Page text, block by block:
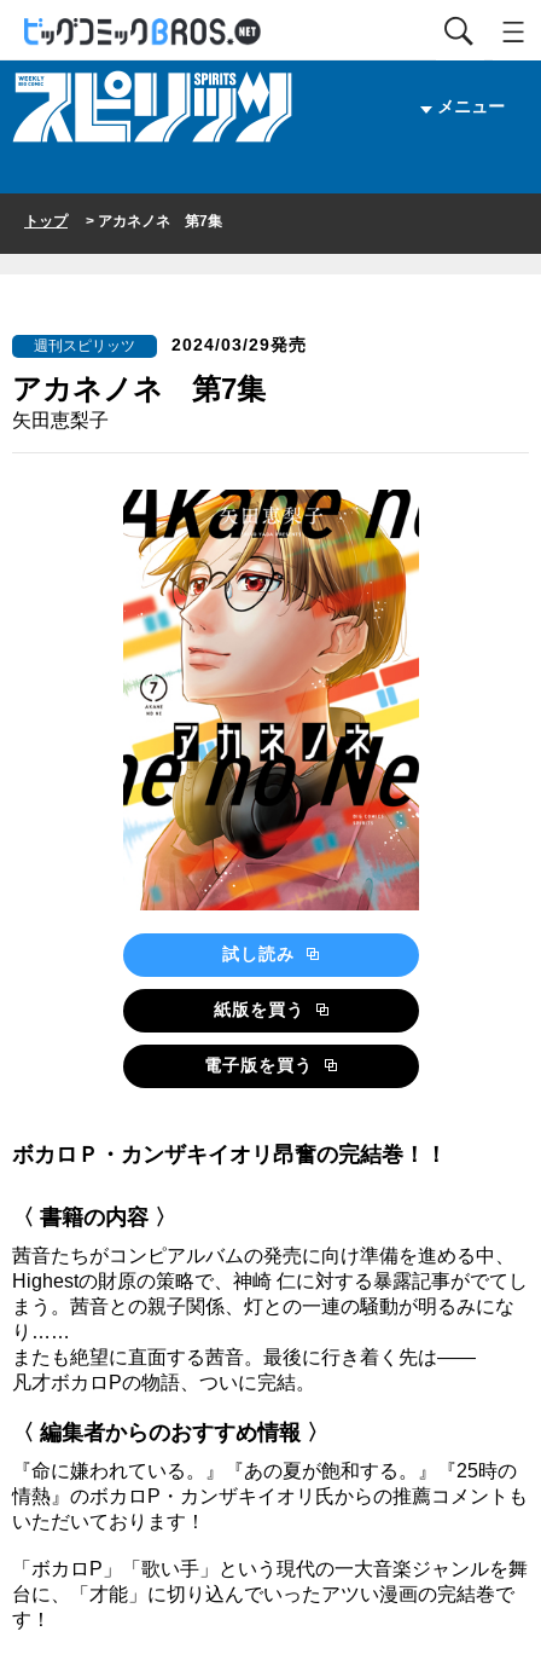
メニュー
トップ> アカネノネ 第7集
週刊スピリッツ 2024/03/29発売
アカネノネ 第7集
矢田恵梨子
試し読み
紙版を買う
電子版を買う
ボカロＰ・カンザキイオリ昂奮の完結巻！！
〈 書籍の内容 〉
茜音たちがコンピアルバムの発売に向け準備を進める中、
Highestの財原の策略で、神崎 仁に対する暴露記事がでてし
まう。茜音との親子関係、灯との一連の騒動が明るみにな
り……
またも絶望に直面する茜音。最後に行き着く先は――
凡才ボカロPの物語、ついに完結。
〈 編集者からのおすすめ情報 〉
『命に嫌われている。』『あの夏が飽和する。』『25時の
情熱』のボカロP・カンザキイオリ氏からの推薦コメントも
いただいております！
「ボカロP」「歌い手」という現代の一大音楽ジャンルを舞
台に、「才能」に切り込んでいったアツい漫画の完結巻で
す！